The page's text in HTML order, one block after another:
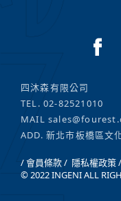
四沐森有限公司
TEL. 02-82521010
MAIL
ADD. 新北市板橋區文
/ 會員條款 / 隱私權政策 /
© 2022 INGENI ALL